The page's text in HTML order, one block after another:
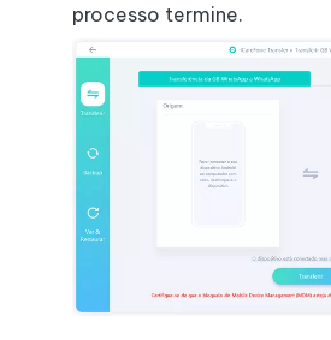
processo termine.